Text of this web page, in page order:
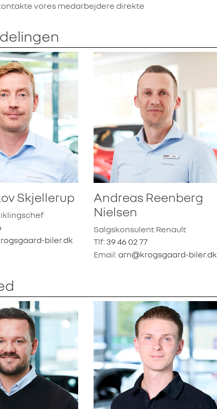
vores medarbejdere direkte
Skjellerup
biler.dk
Andreas Reenberg
Nielsen
Salgskonsulent Renault
Tlf: 39 46 02 77
Email: arn@krogsgaard-biler.dk